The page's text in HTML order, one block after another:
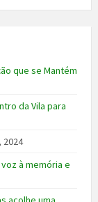
que se Mantém
da Vila para
2024
à memória e